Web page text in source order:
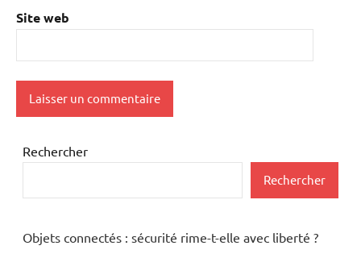
Site web
Rechercher
Rechercher
Objets connectés : sécurité rime-t-elle avec liberté ?